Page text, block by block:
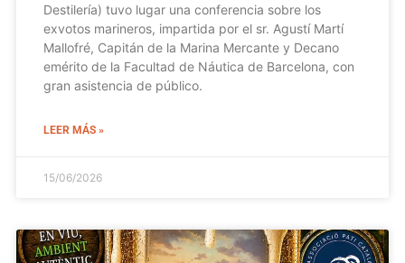
Destilería) tuvo lugar una conferencia sobre los
exvotos marineros, impartida por el sr. Agustí Martí
Mallofré, Capitán de la Marina Mercante y Decano
emérito de la Facultad de Náutica de Barcelona, con
gran asistencia de público.
LEER MÁS »
15/06/2026